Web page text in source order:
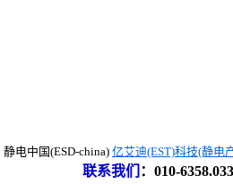
静电中国(ESD-china) 亿艾迪(EST)科技(静电
联系我们 ： 010-